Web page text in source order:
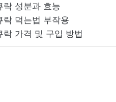
락 성분과 효능
락 먹는법 부작용
락 가격 및 구입 방법